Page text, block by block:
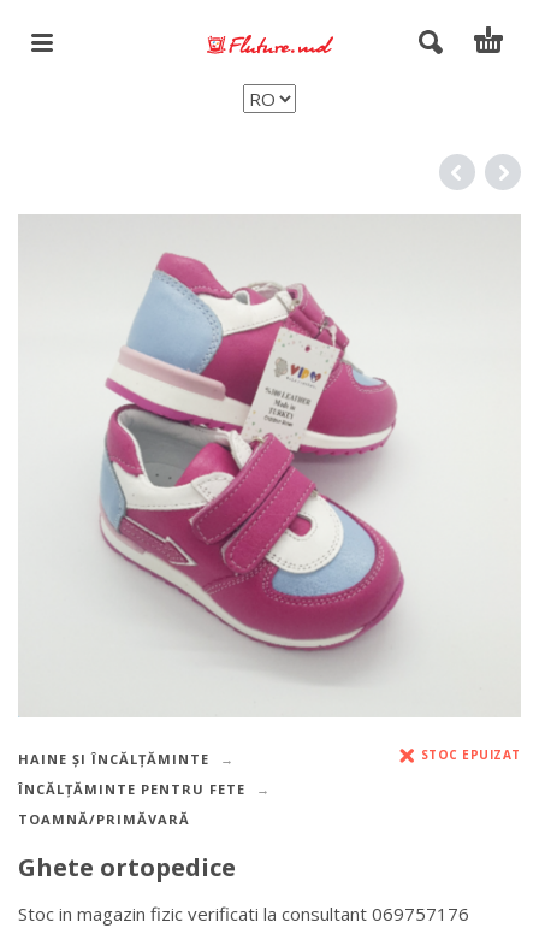
HAINE ȘI ÎNCĂLȚĂMINTE
ÎNCĂLȚĂMINTE PENTRU FETE
TOAMNĂ/PRIMĂVARĂ
STOC EPUIZAT
Ghete ortopedice
Stoc in magazin fizic verificati la consultant 069757176